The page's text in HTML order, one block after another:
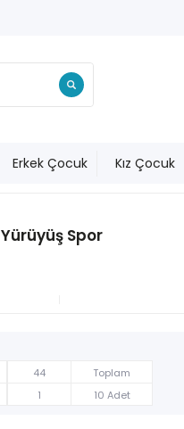
Erkek Çocuk Kız Çocuk
Spor
44
Toplam
1 10 Adet